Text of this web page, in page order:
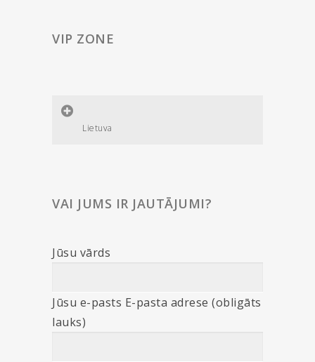
VIP ZONE
Lietuva
VAI JUMS IR JAUTĀJUMI?
Jūsu vārds
Jūsu e-pasts E-pasta adrese (obligāts
lauks)